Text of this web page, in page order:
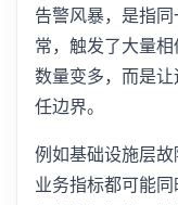
告警风暴，是指
常，触发了大量
数量变多，而是
任边界。
例如基础设施层故
业务指标都可能